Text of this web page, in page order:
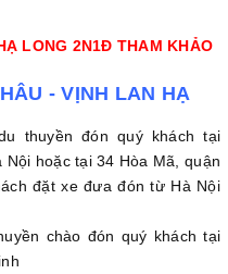
LONG 2N1Đ THAM KHẢO
- VỊNH LAN HẠ
thuyền đón quý khách tại
hoặc tại 34 Hòa Mã, quận
đặt xe đưa đón từ Hà Nội
chào đón quý khách tại